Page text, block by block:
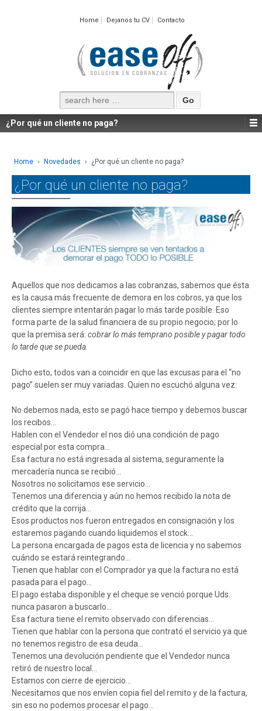
Home Dejanos tu CV Contacto
Search
for:
¿Por qué un cliente no paga?
Home › Novedades › ¿Por qué un cliente no paga?
¿Por qué un cliente no paga?
Aquellos que nos dedicamos a las cobranzas, sabemos que ésta
es la causa más frecuente de demora en los cobros, ya que los
clientes siempre intentarán pagar lo más tarde posible. Eso
forma parte de la salud financiera de su propio negocio; por lo
que la premisa será: cobrar lo más temprano posible y pagar todo
lo tarde que se pueda.
Dicho esto, todos van a coincidir en que las excusas para el “no
pago” suelen ser muy variadas. Quien no escuchó alguna vez:
No debemos nada, esto se pagó hace tiempo y debemos buscar
los recibos…
Hablen con el Vendedor el nos dió una condición de pago
especial por esta compra…
Esa factura no está ingresada al sistema, seguramente la
mercadería nunca se recibió…
Nosotros no solicitamos ese servicio…
Tenemos una diferencia y aún no hemos recibido la nota de
crédito que la corrija…
Esos productos nos fueron entregados en consignación y los
estaremos pagando cuando liquidemos el stock…
La persona encargada de pagos esta de licencia y no sabemos
cuándo se estará reintegrando…
Tienen que hablar con el Comprador ya que la factura no está
pasada para el pago…
El pago estaba disponible y el cheque se venció porque Uds.
nunca pasaron a buscarlo…
Esa factura tiene el remito observado con diferencias…
Tienen que hablar con la persona que contrató el servicio ya que
no tenemos registro de esa deuda…
Tenemos una devolución pendiente que el Vendedor nunca
retiró de nuestro local…
Estamos con cierre de ejercicio…
Necesitamos que nos envíen copia fiel del remito y de la factura,
sin eso no podemos procesar el pago…